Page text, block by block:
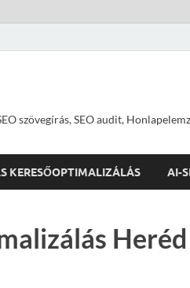
szövegírás, SEO audit,
KERESŐOPTIMALIZÁLÁS AI-
Heréd